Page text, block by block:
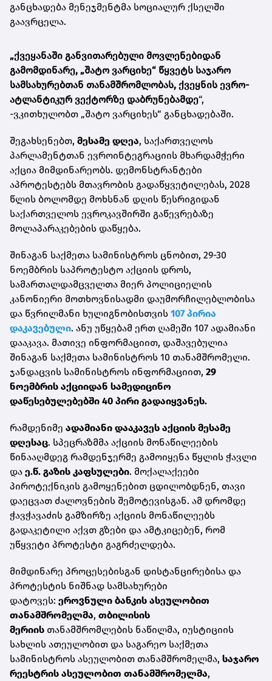
განცხადება მენეჯმენტმა სოციალურ ქსელში
გაავრცელა.
„ქვეყანაში განვითარებული მოვლენებიდან
გამომდინარე, „შატო ვარციხე“ წყვეტს საჯარო
სამსახურებთან თანამშრომლობას, ქვეყნის ევრო-
ატლანტიკურ ვექტორზე დაბრუნებამდე“,
-ვკითხულობთ „შატო ვარციხეს“ განცხადებაში.
შეგახსენებთ, მესამე დღეა, საქართველოს
პარლამენტთან ევროინტეგრაციის მხარდამჭერი
აქცია მიმდინარეობს. დემონსტრანტები
აპროტესტებს მთავრობის გადაწყვეტილებას, 2028
წლის ბოლომდე მოხსნან დღის წესრიგიდან
საქართველოს ევროკავშირში გაწევრებაზე
მოლაპარაკებების დაწყება.
შინაგან საქმეთა სამინისტროს ცნობით, 29-30
ნოემბრის საპროტესტო აქციის დროს,
სამართალდამცველთა მიერ პოლიციელის
კანონიერი მოთხოვნისადმი დაუმორჩილებლობისა
და წვრილმანი ხულიგნობისთვის 107 პირია
დაკავებული. ანუ უწყებამ ერთ ღამეში 107 ადამიანი
დააკავა. მათივე ინფორმაციით, დაშავებულია
შინაგან საქმეთა სამინისტროს 10 თანამშრომელი.
ჯანდაცვის სამინისტროს ინფორმაციით, 29
ნოემბრის აქციიდან სამედიცინო
დაწესებულებებში 40 პირი გადაიყვანეს.
რამდენიმე ადამიანი დააკავეს აქციის მესამე
დღესაც. სპეცრაზმმა აქციის მონაწილეების
წინააღმდეგ რამდენჯერმე გამოიყენა წყლის ჭავლი
და ე.წ. გაზის კაფსულები. მოქალაქეები
პიროტექნიკის გამოყენებით ცდილობდნენ, თავი
დაეცვათ ძალოვნების შემოტევისგან. ამ დრომდე
ჭავჭავაძის გამზირზე აქციის მონაწილეებს
გადაკეტილი აქვთ გზები და ამტკიცებენ, რომ
უწყვეტი პროტესტი გაგრძელდება.
მიმდინარე პროცესებისგან დისტანცირებისა და
პროტესტის ნიშნად სამსახურები
დატოვეს: ეროვნული ბანკის ასეულობით
თანამშრომელმა, თბილისის
მერიის თანამშრომლების ნაწილმა, იუსტიციის
სახლის ათეულობით და საგარეო საქმეთა
სამინისტროს ასეულობით თანამშრომელმა, საჯარო
რეესტრის ასეულობით თანამშრომელმა,